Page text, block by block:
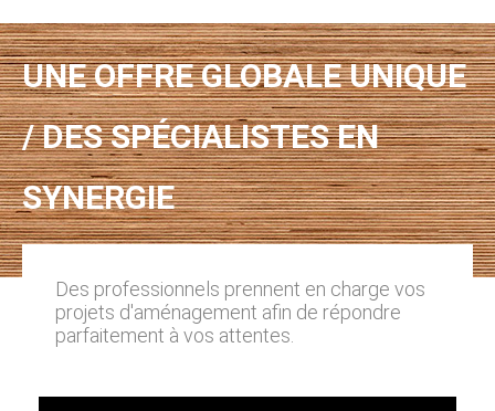
UNE OFFRE GLOBALE UNIQUE
/ DES SPÉCIALISTES EN
SYNERGIE
Des professionnels prennent en charge vos
projets d'aménagement afin de répondre
parfaitement à vos attentes.